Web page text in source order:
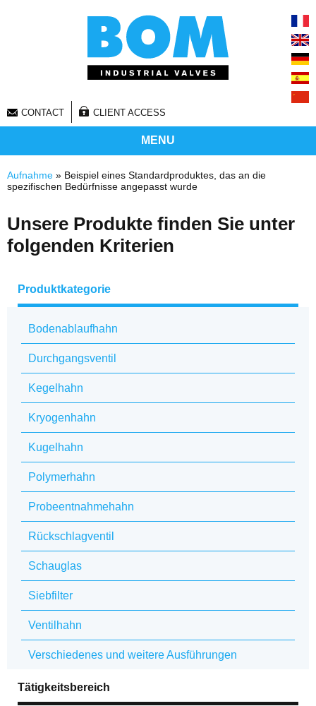
CONTACT CLIENT ACCESS
MENU
Sie sind hier
Aufnahme » Beispiel eines Standardproduktes, das an die
spezifischen Bedürfnisse angepasst wurde
Unsere Produkte finden Sie unter
folgenden Kriterien
Produktkategorie
Bodenablaufhahn
Durchgangsventil
Kegelhahn
Kryogenhahn
Kugelhahn
Polymerhahn
Probeentnahmehahn
Rückschlagventil
Schauglas
Siebfilter
Ventilhahn
Verschiedenes und weitere Ausführungen
Tätigkeitsbereich